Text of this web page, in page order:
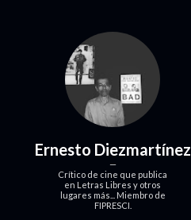
Ernesto Diezmartínez
Crítico de cine que publica
en Letras Libres y otros
lugares más... Miembro de
FIPRESCI.